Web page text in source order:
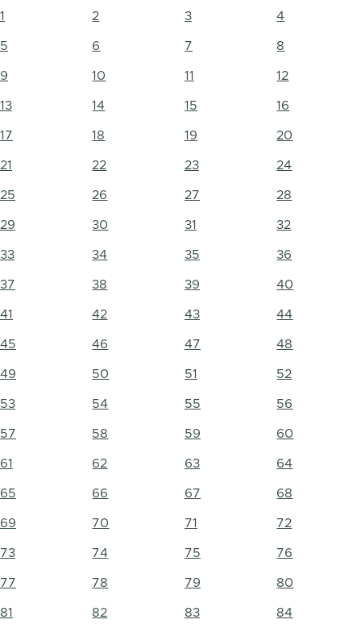
1 2 3 4
5 6 7 8
9 10 11 12
13 14 15 16
17 18 19 20
21 22 23 24
25 26 27 28
29 30 31 32
33 34 35 36
37 38 39 40
41 42 43 44
45 46 47 48
49 50 51 52
53 54 55 56
57 58 59 60
61 62 63 64
65 66 67 68
69 70 71 72
73 74 75 76
77 78 79 80
81 82 83 84